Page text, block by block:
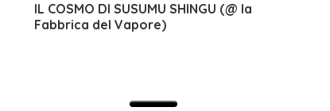
IL COSMO DI SUSUMU SHINGU (@ la
Fabbrica del Vapore)